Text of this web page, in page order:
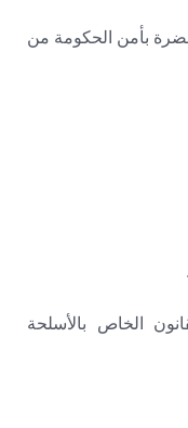
بأمن الحكومة من
الخاص بالأسلحة